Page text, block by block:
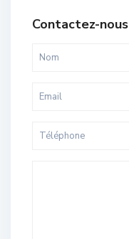
Contactez-nous